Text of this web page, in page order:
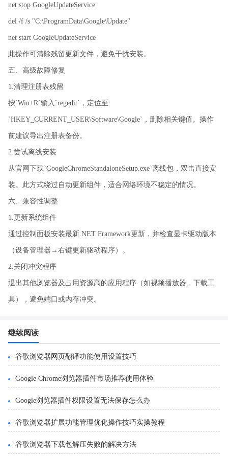
net stop GoogleUpdateService
del /f /s "C:\ProgramData\Google\Update"
net start GoogleUpdateService
此操作可清除残留更新文件，避免干扰安装。
五、高级故障修复
1.清理注册表残留
按`Win+R`输入`regedit`，定位至
`HKEY_CURRENT_USER\Software\Google`，删除相关键值。操作
前建议导出注册表备份。
2.尝试离线安装
从官网下载`GoogleChromeStandaloneSetup.exe`离线包，双击直接安
装。此方式绕过自动更新组件，适合网络环境不稳定的情况。
六、兼容性调整
1.更新系统组件
通过控制面板安装最新.NET Framework更新，并检查显卡驱动版本
（设备管理器→右键更新驱动程序）。
2.关闭冲突程序
退出其他浏览器及占用资源高的应用程序（如视频播放器、下载工
具），避免端口或内存冲突。
继续阅读
谷歌浏览器网页翻译功能使用设置技巧
Google Chrome浏览器插件市场推荐使用体验
Google浏览器插件权限设置无法保存怎么办
谷歌浏览器扩展功能管理优化操作技巧实操教程
谷歌浏览器下载包解压失败的解决方法